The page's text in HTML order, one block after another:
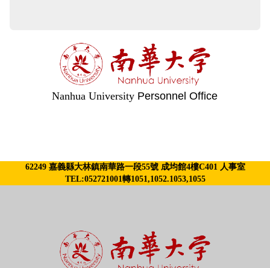
Nanhua University Personnel Office
62249 嘉義縣大林鎮南華路一段55號 成均館4樓C401 人事室
TEL:052721001轉1051,1052.1053,1055